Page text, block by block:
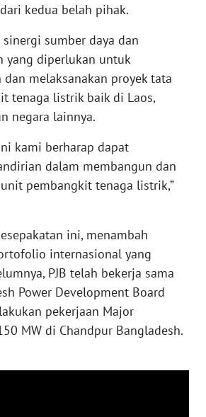
kedua belah pihak.
sumber daya dan
yang diperlukan untuk
melaksanakan proyek tata
tenaga listrik baik di Laos,
negara lainnya.
kami berharap dapat
dalam membangun dan
pembangkit tenaga listrik,”
ini, menambah
internasional yang
PJB telah bekerja sama
Power Development Board
pekerjaan Major
MW di Chandpur Bangladesh.